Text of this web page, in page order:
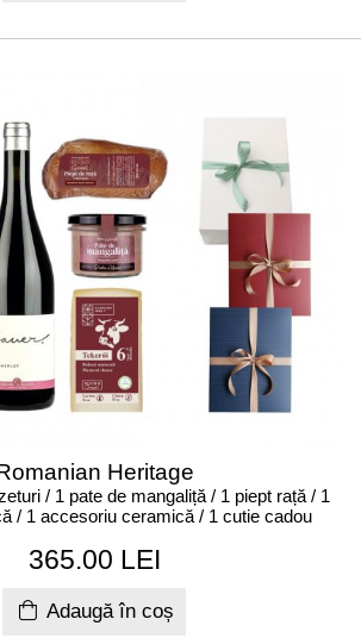
Heritage
/ 1 pate de mangaliță / 1 piept rață / 1
/ 1 accesoriu ceramică / 1 cutie cadou
365.00 LEI
Adaugă în coș